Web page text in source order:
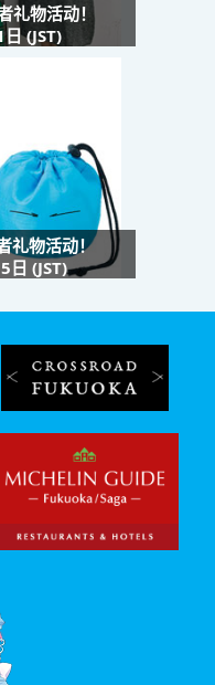
物活动！
(JST)
礼物活动！
日 (JST)